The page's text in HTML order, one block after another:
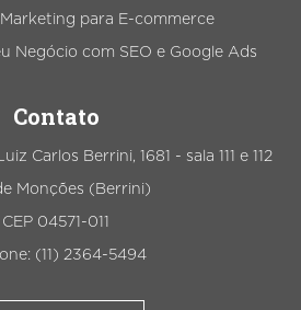
para E-commerce
Negócio com SEO e Google Ads
Contato
Carlos Berrini, 1681 - sala 111 e 112
Monções (Berrini)
CEP 04571-011
(11) 2364-5494